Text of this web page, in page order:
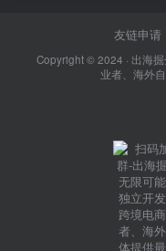
友链申请
Copyright © 2024 · 出海
业者、海外